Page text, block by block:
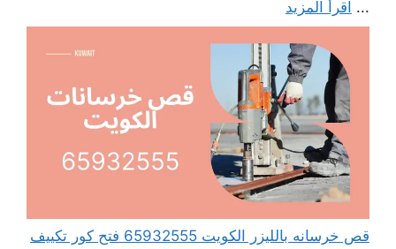
... اقرأ المزيد
قص خرسانه بالليزر الكويت 65932555 فتح كور تكييف